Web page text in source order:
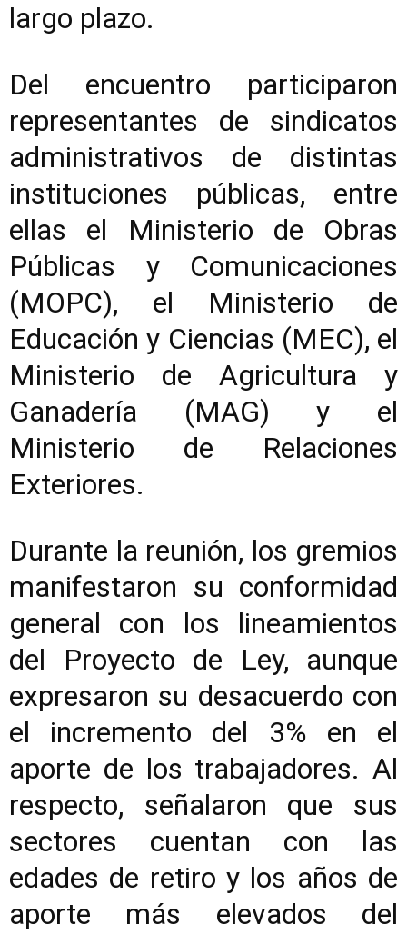
largo plazo.
Del encuentro participaron
representantes de sindicatos
administrativos de distintas
instituciones públicas, entre
ellas el Ministerio de Obras
Públicas y Comunicaciones
(MOPC), el Ministerio de
Educación y Ciencias (MEC), el
Ministerio de Agricultura y
Ganadería (MAG) y el
Ministerio de Relaciones
Exteriores.
Durante la reunión, los gremios
manifestaron su conformidad
general con los lineamientos
del Proyecto de Ley, aunque
expresaron su desacuerdo con
el incremento del 3% en el
aporte de los trabajadores. Al
respecto, señalaron que sus
sectores cuentan con las
edades de retiro y los años de
aporte más elevados del